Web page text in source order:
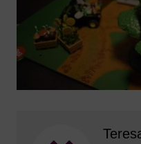
o
o
k
A
p